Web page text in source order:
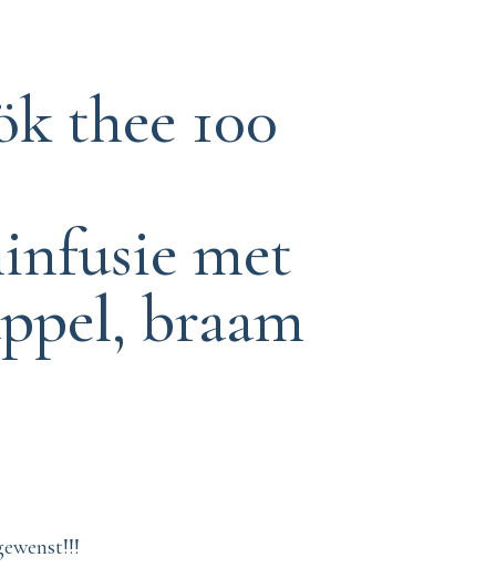
thee 100
met
braam